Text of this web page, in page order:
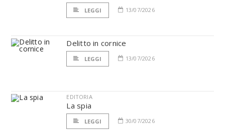
LEGGI 13/07/2026
Delitto in cornice
LEGGI 13/07/2026
EDITORIA
La spia
LEGGI 30/07/2026